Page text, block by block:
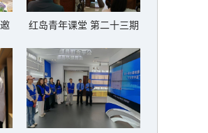
红岛青年课堂 第二十三期
码”